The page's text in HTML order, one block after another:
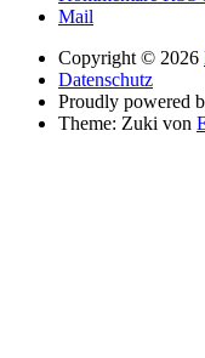
Mail
Copyright © 2026
Datenschutz
Proudly powered
Theme: Zuki von